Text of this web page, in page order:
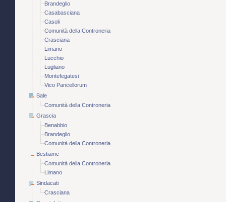
Brandeglio
Casabasciana
Casoli
Comunità della Controneria
Crasciana
Limano
Lucchio
Lugliano
Montefegatesi
Vico Pancellorum
Sale
Comunità della Controneria
Grascia
Benabbio
Brandeglio
Comunità della Controneria
Bestiame
Comunità della Controneria
Limano
Sindacati
Crasciana